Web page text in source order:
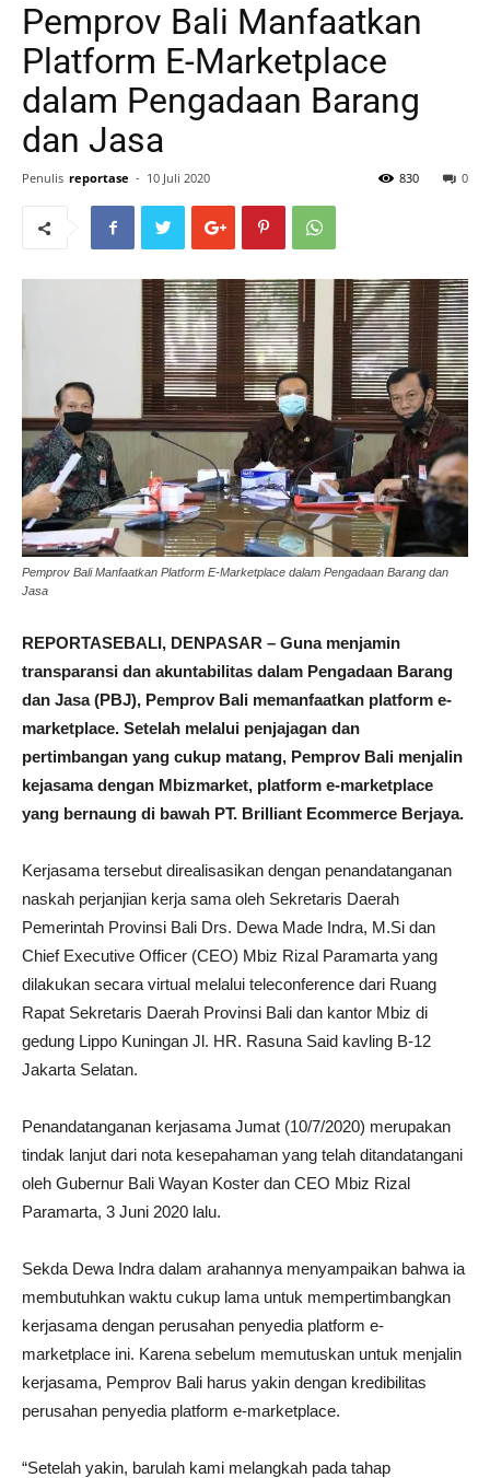
Pemprov Bali Manfaatkan
Platform E-Marketplace
dalam Pengadaan Barang
dan Jasa
Penulis reportase - 10 Juli 2020 0
830
Pemprov Bali Manfaatkan Platform E-Marketplace dalam Pengadaan Barang dan
Jasa
REPORTASEBALI, DENPASAR – Guna menjamin
transparansi dan akuntabilitas dalam Pengadaan Barang
dan Jasa (PBJ), Pemprov Bali memanfaatkan platform e-
marketplace. Setelah melalui penjajagan dan
pertimbangan yang cukup matang, Pemprov Bali menjalin
kejasama dengan Mbizmarket, platform e-marketplace
yang bernaung di bawah PT. Brilliant Ecommerce Berjaya.
Kerjasama tersebut direalisasikan dengan penandatanganan
naskah perjanjian kerja sama oleh Sekretaris Daerah
Pemerintah Provinsi Bali Drs. Dewa Made Indra, M.Si dan
Chief Executive Officer (CEO) Mbiz Rizal Paramarta yang
dilakukan secara virtual melalui teleconference dari Ruang
Rapat Sekretaris Daerah Provinsi Bali dan kantor Mbiz di
gedung Lippo Kuningan Jl. HR. Rasuna Said kavling B-12
Jakarta Selatan.
Penandatanganan kerjasama Jumat (10/7/2020) merupakan
tindak lanjut dari nota kesepahaman yang telah ditandatangani
oleh Gubernur Bali Wayan Koster dan CEO Mbiz Rizal
Paramarta, 3 Juni 2020 lalu.
Sekda Dewa Indra dalam arahannya menyampaikan bahwa ia
membutuhkan waktu cukup lama untuk mempertimbangkan
kerjasama dengan perusahan penyedia platform e-
marketplace ini. Karena sebelum memutuskan untuk menjalin
kerjasama, Pemprov Bali harus yakin dengan kredibilitas
perusahan penyedia platform e-marketplace.
“Setelah yakin, barulah kami melangkah pada tahap